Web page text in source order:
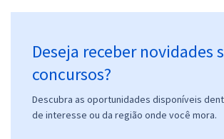
ANS - Agência Nacional de Saúde
ou 12x de R$33,33
Economize R$ 100,00 (-20%)
Deseja receber novidades
concursos?
Descubra as oportunidades disponíveis
de interesse ou da região onde você mora.